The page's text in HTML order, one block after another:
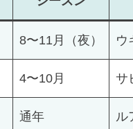
8〜11月（夜） ウ
4〜10月 サ
通年 ル